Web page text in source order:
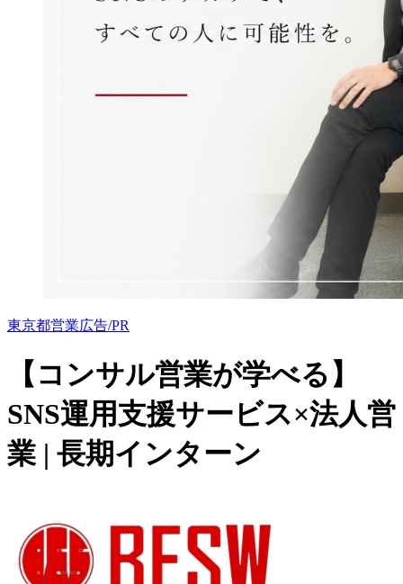
東京都営業広告/PR
【コンサル営業が学べる】
SNS運用支援サービス×法人営
業 | 長期インターン